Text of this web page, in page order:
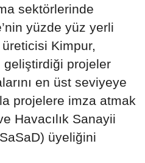
sektörlerinde
yüzde yüz yerli
Kimpur,
projeler
en üst seviyeye
projelere imza atmak
Havacılık Sanayii
üyeliğini